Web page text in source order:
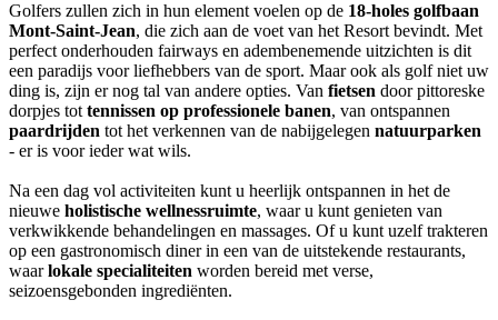
Golfers zullen zich in hun element voelen op de 18-holes golfbaan
Mont-Saint-Jean, die zich aan de voet van het Resort bevindt. Met
perfect onderhouden fairways en adembenemende uitzichten is dit
een paradijs voor liefhebbers van de sport. Maar ook als golf niet uw
ding is, zijn er nog tal van andere opties. Van fietsen door pittoreske
dorpjes tot tennissen op professionele banen, van ontspannen
paardrijden tot het verkennen van de nabijgelegen natuurparken
- er is voor ieder wat wils.
Na een dag vol activiteiten kunt u heerlijk ontspannen in het de
nieuwe holistische wellnessruimte, waar u kunt genieten van
verkwikkende behandelingen en massages. Of u kunt uzelf trakteren
op een gastronomisch diner in een van de uitstekende restaurants,
waarlokale specialiteiten worden bereid met verse,
seizoensgebonden ingrediënten.